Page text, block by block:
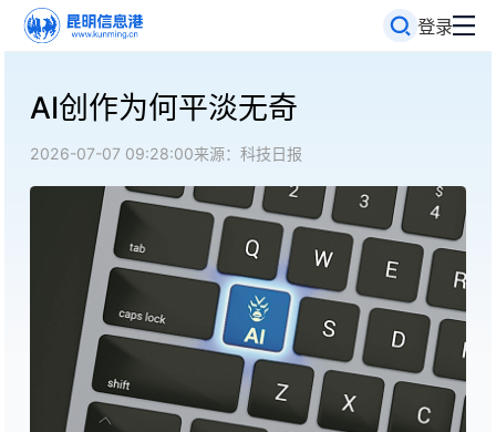
登录
AI创作为何平淡无奇
2026-07-07 09:28:00来源：科技日报